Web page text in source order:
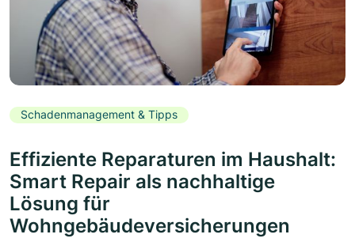
Schadenmanagement & Tipps
Effiziente Reparaturen im Haushalt:
Smart Repair als nachhaltige
Lösung für
Wohngebäudeversicherungen